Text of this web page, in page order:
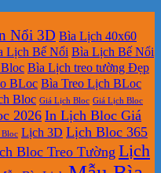
Nổi 3D Bìa Lịch 40x60
Lịch Bế Nổi Bìa Lịch Bế Nổi
Bìa Lịch treo tường Đẹp
BLoc Bìa Treo Lịch BLoc
Bloc Giá Lịch Bloc Giá Lịch Bloc
2026 In Lịch Bloc Giá
Lịch 3D Lịch Bloc 365
Bloc Treo Tường Lịch